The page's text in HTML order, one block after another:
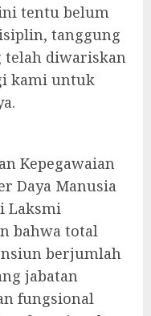
tentu belum
tanggung
telah diwariskan
kami untuk
Kepegawaian
Daya Manusia
Laksmi
bahwa total
berjumlah
jabatan
fungsional